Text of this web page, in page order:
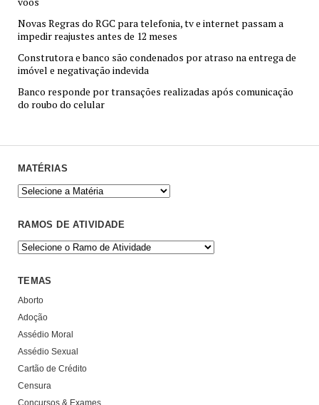
Novas Regras do RGC para telefonia, tv e internet passam a
impedir reajustes antes de 12 meses
Construtora e banco são condenados por atraso na entrega de
imóvel e negativação indevida
Banco responde por transações realizadas após comunicação
do roubo do celular
MATÉRIAS
RAMOS DE ATIVIDADE
TEMAS
Aborto
Adoção
Assédio Moral
Assédio Sexual
Cartão de Crédito
Censura